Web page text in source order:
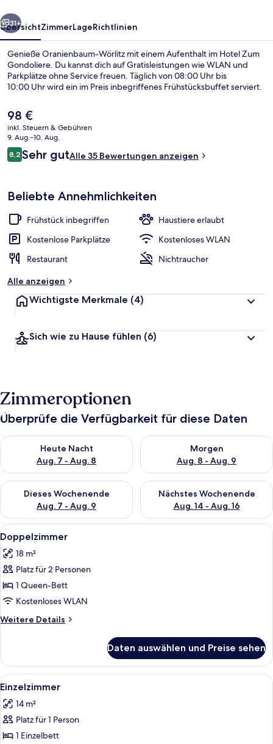
Fassade der Unterkunft
Weiter
31+
ÜbersichtZimmerLageRichtlinien
Genieße Oranienbaum-Wörlitz mit einem Aufenthalt im Hotel Zum
Gondoliere. Du kannst dich auf Gratisleistungen wie WLAN und
Parkplätze ohne Service freuen. Täglich von 08:00 Uhr bis
10:00 Uhr wird ein im Preis inbegriffenes Frühstücksbuffet serviert.
Der
aktuelle
Preis
beträgt
98 €.
98 €
inkl. Steuern & Gebühren
9. Aug.–10. Aug.
Bewertungen
8,28,2 von 10.
Sehr gutAlle 35 Bewertungen anzeigen
Beliebte Annehmlichkeiten
Frühstück inbegriffen
Haustiere erlaubt
Kostenlose Parkplätze
Kostenloses WLAN
Restaurant
Nichtraucher
Alle anzeigen
Wichtigste Merkmale (4)
Sich wie zu Hause fühlen (6)
Zimmeroptionen
Überprüfe die Verfügbarkeit für diese Daten
Heute Nacht
Aug. 7 - Aug. 8
Überprüfe die Verfügbarkeit für heute Nacht, Aug. 7 - Aug. 8.
Morgen
Aug. 8 - Aug. 9
Überprüfe die Verfügbarkeit
Dieses Wochenende
Aug. 7 - Aug. 9
Überprüfe die Verfügbarkeit für dieses Wochenende, Aug. 7
Nächstes Wochenende
Aug. 14 - Aug. 16
Überprüfe die Verfügbarkeit
Alle
Fotos
für
Doppelzimmer
anzeigen
Ein Schlafzimmer mit einem Bett,
13
Doppelzimmer
18 m²
Platz für 2 Personen
1 Queen-Bett
Kostenloses WLAN
Weitere Details
Weitere
Daten auswählen und Preise sehen
Alle
Fotos
für
Einzelzimmer
anzeigen
Ein Schlafzimmer mit einem
6
Einzelzimmer
14 m²
Platz für 1 Person
1 Einzelbett